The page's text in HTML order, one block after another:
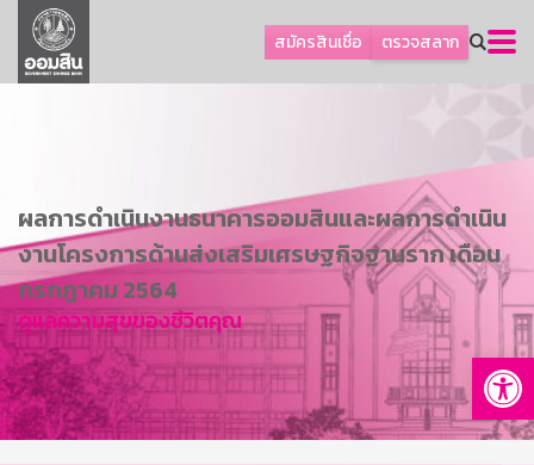
สมัครสินเชื่อ ตรวจสลาก
ลูกค้าธุรกิจ
ลูกค้าผู้ประกอบรายย่อย
เกี่ยวกับธนาคาร
การพัฒนาที่ยั่งยืน
ข่าวสาร
บริการทางการเงิน
อื่นๆ
ติดต่อเรา
บริการออนไลน์
ผลการดำเนินงานธนาคารออมสินและผลการดำเนิน
งานโครงการด้านส่งเสริมเศรษฐกิจฐานราก เดือน
กรกฎาคม 2564
ดูแลความสุขของชีวิตคุณ